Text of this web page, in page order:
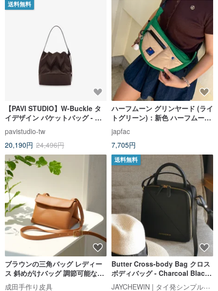
送料無料
【PAVI STUDIO】W-Buckle タ
イデザイン バケットバッグ - モ
カココア
pavistudio-tw
20,190円 24,496円
ハーフムーン グリンヤード (ライ
トグリーン)：新色 ハーフムーン
リサイクルド
japfac
7,705円
ブラウンの三角バッグ レディー
ス 斜めがけバッグ 調節可能なシ
ョルダーストラップ 本革手縫い
成田手作り皮具
送料無料
Butter Cross-body Bag クロス
ボディバッグ - Charcoal Black
黒
JAYCHEWIN | タイ発シンプル革バッグ